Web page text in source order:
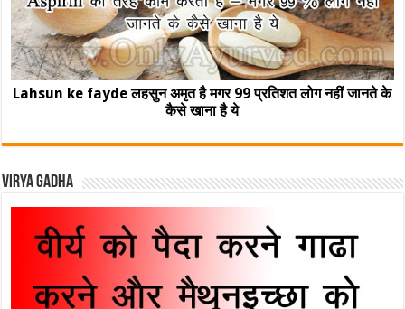
Lahsun ke fayde लहसुन अमृत है मगर 99 प्रतिशत लोग नहीं जानते के
कैसे खाना है ये
Virya Gadha